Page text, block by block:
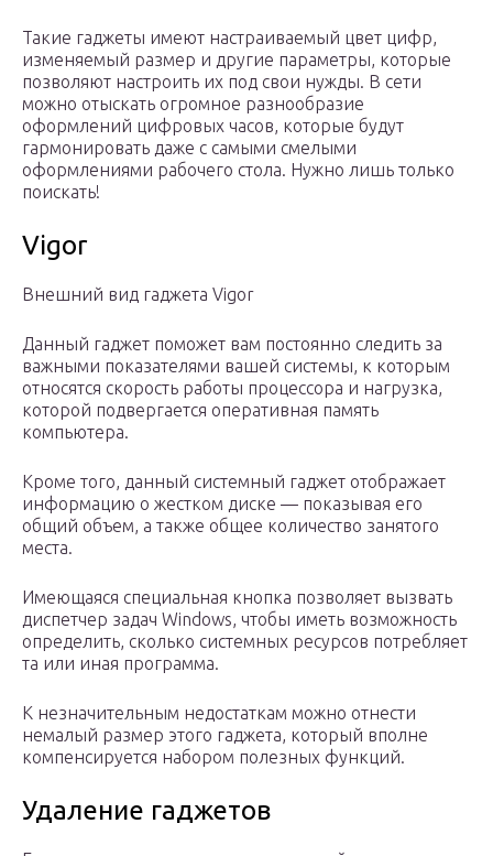
Такие гаджеты имеют настраиваемый цвет цифр,
изменяемый размер и другие параметры, которые
позволяют настроить их под свои нужды. В сети
можно отыскать огромное разнообразие
оформлений цифровых часов, которые будут
гармонировать даже с самыми смелыми
оформлениями рабочего стола. Нужно лишь только
поискать!
Vigor
Внешний вид гаджета Vigor
Данный гаджет поможет вам постоянно следить за
важными показателями вашей системы, к которым
относятся скорость работы процессора и нагрузка,
которой подвергается оперативная память
компьютера.
Кроме того, данный системный гаджет отображает
информацию о жестком диске — показывая его
общий объем, а также общее количество занятого
места.
Имеющаяся специальная кнопка позволяет вызвать
диспетчер задач Windows, чтобы иметь возможность
определить, сколько системных ресурсов потребляет
та или иная программа.
К незначительным недостаткам можно отнести
немалый размер этого гаджета, который вполне
компенсируется набором полезных функций.
Удаление гаджетов